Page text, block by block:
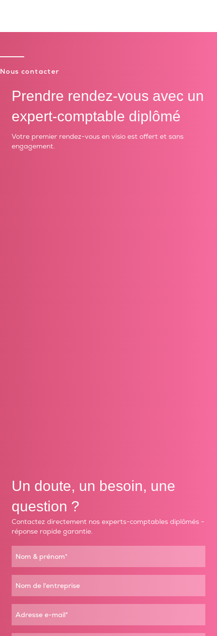
Nous contacter
Prendre rendez-vous avec un
expert-comptable diplômé
Votre premier rendez-vous en visio est offert et sans
engagement.
Un doute, un besoin, une
question ?
Contactez directement nos experts-comptables diplômés -
réponse rapide garantie.